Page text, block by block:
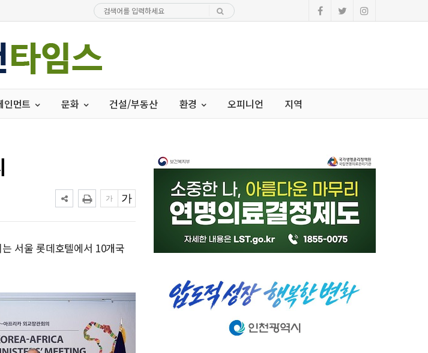
인먼트 문화 건설/부동산 환경 오피니언 지역
서울 롯데호텔에서 10개국